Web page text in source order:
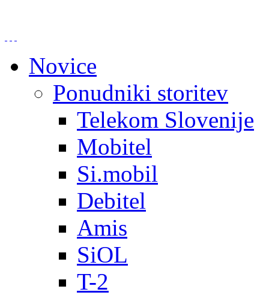
Novice
Ponudniki storitev
Telekom Slovenije
Mobitel
Si.mobil
Debitel
Amis
SiOL
T-2